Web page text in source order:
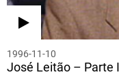
1996-11-10
José Leitão – Parte